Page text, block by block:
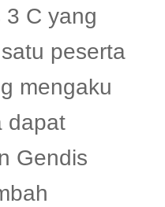
3 C yang
peserta
mengaku
dapat
Gendis